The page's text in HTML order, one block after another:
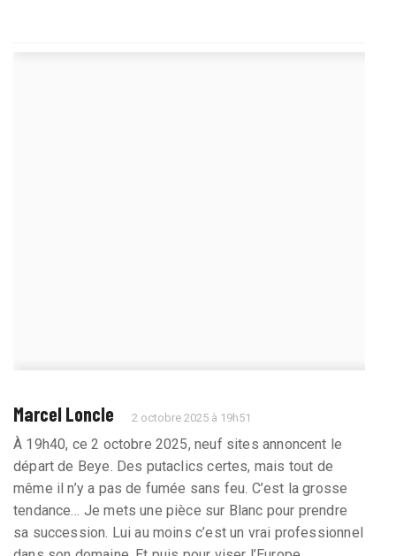
Marcel Loncle 2 octobre 2025 à 19h51
À 19h40, ce 2 octobre 2025, neuf sites annoncent le
départ de Beye. Des putaclics certes, mais tout de
même il n’y a pas de fumée sans feu. C’est la grosse
tendance… Je mets une pièce sur Blanc pour prendre
sa succession. Lui au moins c’est un vrai professionnel